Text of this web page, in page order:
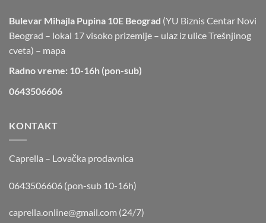
Bulevar Mihajla Pupina 10E Beograd (YU Biznis Centar Novi
Beograd – lokal 17 visoko prizemlje – ulaz iz ulice Trešnjinog
cveta) – mapa
Radno vreme: 10-16h (pon-sub)
0643506606
KONTAKT
Caprella – Lovačka prodavnica
0643506606 (pon-sub 10-16h)
caprella.online@gmail.com (24/7)